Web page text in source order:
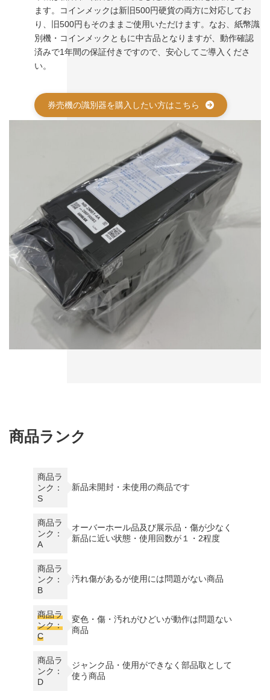
ます。コインメックは新旧500円硬貨の両方に対応してお
り、旧500円もそのままご使用いただけます。なお、紙幣識
別機・コインメックともに中古品となりますが、動作確認
済みで1年間の保証付きですので、安心してご導入くださ
い。
券売機の識別器を購入したい方はこちら
商品ランク
商品ラ
ンク：
S
新品未開封・未使用の商品です
商品ラ
ンク：
A
オーバーホール品及び展示品・傷が少なく
新品に近い状態・使用回数が１・2程度
商品ラ
ンク：
B
汚れ傷があるが使用には問題がない商品
商品ラ
ンク：
C
変色・傷・汚れがひどいが動作は問題ない
商品
商品ラ
ンク：
D
ジャンク品・使用ができなく部品取として
使う商品